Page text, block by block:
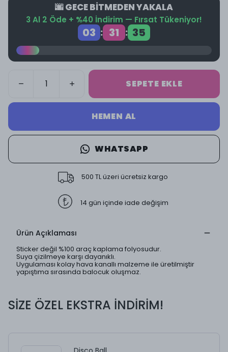
🌆 GECE BİTMEDEN YAKALA
3 Al 2 Öde + %40 İndirim — Fırsat Tükeniyor!
03 : 31 : 35
SEPETE EKLE
HEMEN AL
WHATSAPP
500 TL üzeri ücretsiz kargo
14 gün içinde iade değişim
Ürün Açıklaması
Sticker değil %100 araç kaplama folyosudur.
Suya çizilmeye karşı dayanıklı.
Uygulaması kolay hava kanallı malzeme ile üretilmiştir
yapıştıma sırasında balocuk oluşmaz.
SİZE ÖZEL EKSTRA İNDİRİM!